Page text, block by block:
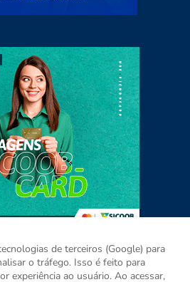
de terceiros (Google) para
o tráfego. Isso é feito para
experiência ao usuário. Ao acessar,